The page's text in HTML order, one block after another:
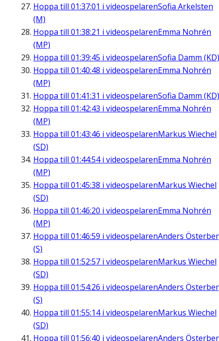
Hoppa till 01:37:01 i videospelarenSofia Arkelsten
(M)
Hoppa till 01:38:21 i videospelarenEmma Nohrén
(MP)
Hoppa till 01:39:45 i videospelarenSofia Damm (KD)
Hoppa till 01:40:48 i videospelarenEmma Nohrén
(MP)
Hoppa till 01:41:31 i videospelarenSofia Damm (KD)
Hoppa till 01:42:43 i videospelarenEmma Nohrén
(MP)
Hoppa till 01:43:46 i videospelarenMarkus Wiechel
(SD)
Hoppa till 01:44:54i videospelarenEmma Nohrén
(MP)
Hoppa till 01:45:38 i videospelarenMarkus Wiechel
(SD)
Hoppa till 01:46:20 i videospelarenEmma Nohrén
(MP)
Hoppa till 01:46:59 i videospelarenAnders
(S)
Hoppa till 01:52:57 i videospelarenMarkus Wiechel
(SD)
Hoppa till 01:54:26 i videospelarenAnders
(S)
Hoppa till 01:55:14i videospelarenMarkus Wiechel
(SD)
Hoppa till 01:56:40 i videospelarenAnders